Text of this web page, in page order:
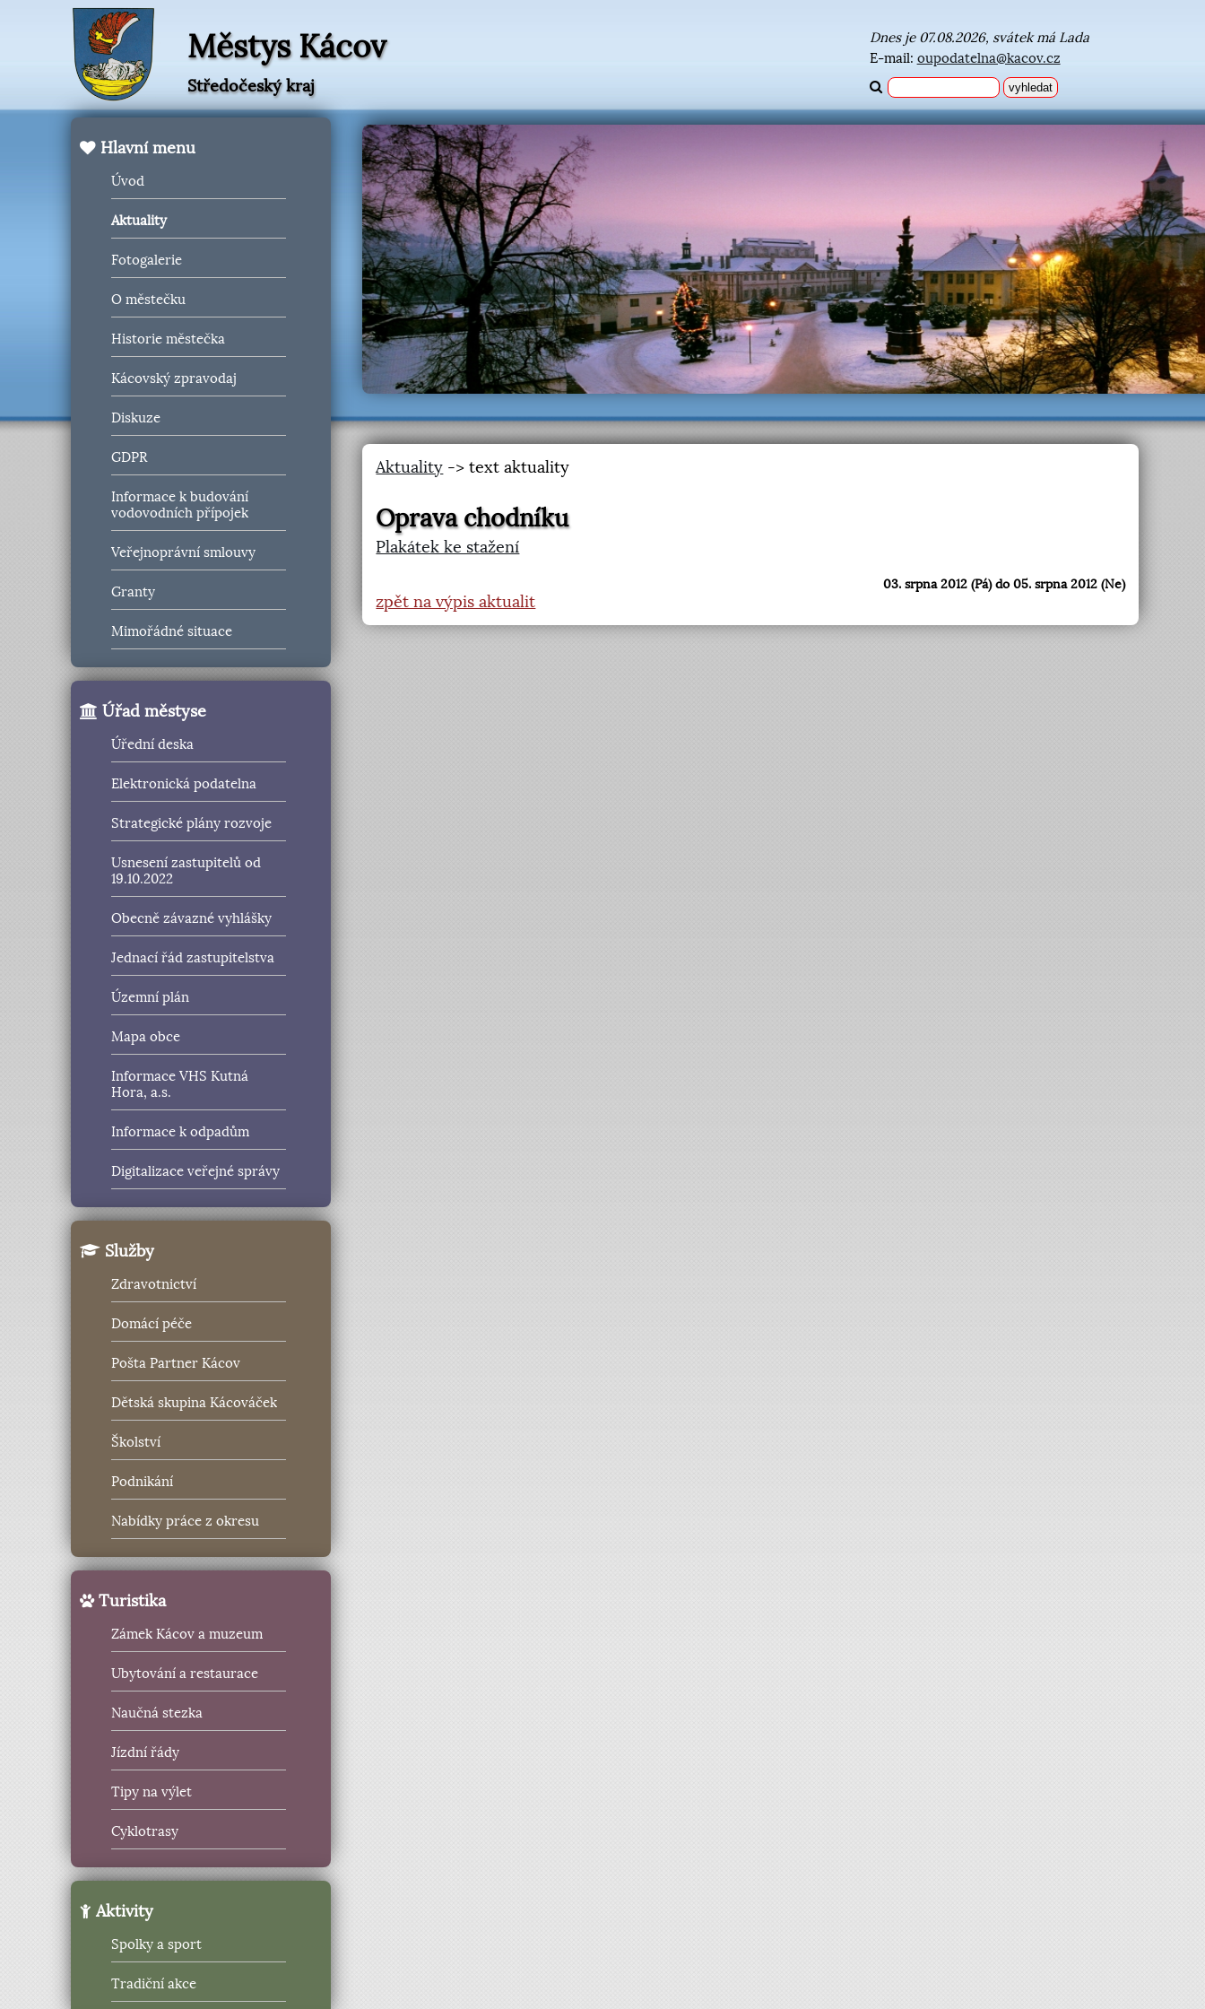
Městys Kácov
Středočeský kraj
Dnes je 07.08.2026, svátek má Lada
E-mail: oupodatelna@kacov.cz
Hlavní menu
Úvod
Aktuality
Fotogalerie
O městečku
Historie městečka
Kácovský zpravodaj
Diskuze
GDPR
Informace k budování
vodovodních přípojek
Veřejnoprávní smlouvy
Granty
Mimořádné situace
Úřad městyse
Úřední deska
Elektronická podatelna
Strategické plány rozvoje
Usnesení zastupitelů od
19.10.2022
Obecně závazné vyhlášky
Jednací řád zastupitelstva
Územní plán
Mapa obce
Informace VHS Kutná
Hora, a.s.
Informace k odpadům
Digitalizace veřejné správy
Služby
Zdravotnictví
Domácí péče
Pošta Partner Kácov
Dětská skupina Kácováček
Školství
Podnikání
Nabídky práce z okresu
Turistika
Zámek Kácov a muzeum
Ubytování a restaurace
Naučná stezka
Jízdní řády
Tipy na výlet
Cyklotrasy
Aktivity
Spolky a sport
Tradiční akce
Aktuality -> text aktuality
Oprava chodníku
Plakátek ke stažení
03. srpna 2012 (Pá) do 05. srpna 2012 (Ne)
zpět na výpis aktualit